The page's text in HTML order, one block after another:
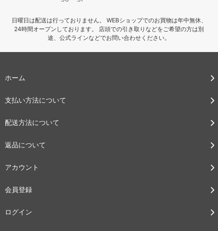
日曜日は配送は行っておりません。 WEBショップでのお買物は年中無休、
24時間オープンしております。 店頭での引き取りなどをご希望の方は別
途、公式ラインなどでお問い合わせください。
ホーム
支払い方法について
配送方法について
返品について
アカウント
会員登録
ログイン